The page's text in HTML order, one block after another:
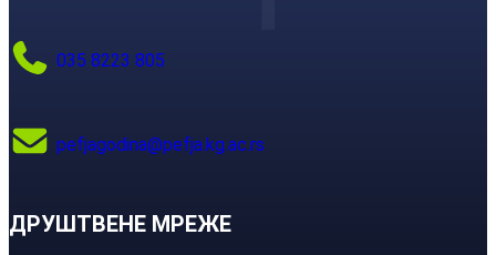
035 8223 805
pefjagodina@pefja.kg.ac.rs
ДРУШТВЕНЕ МРЕЖЕ